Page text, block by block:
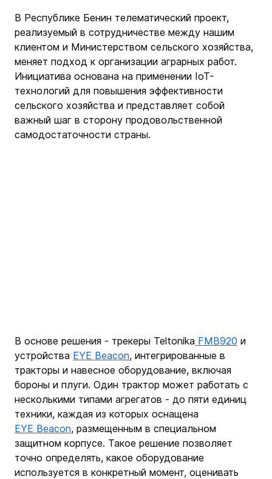
В Республике Бенин телематический проект,
реализуемый в сотрудничестве между нашим
клиентом и Министерством сельского хозяйства,
меняет подход к организации аграрных работ.
Инициатива основана на применении IoT-
технологий для повышения эффективности
сельского хозяйства и представляет собой
важный шаг в сторону продовольственной
самодостаточности страны.
В основе решения - трекеры Teltonika FMB920 и
устройства EYE Beacon, интегрированные в
тракторы и навесное оборудование, включая
бороны и плуги. Один трактор может работать с
несколькими типами агрегатов - до пяти единиц
техники, каждая из которых оснащена
EYE Beacon, размещенным в специальном
защитном корпусе. Такое решение позволяет
точно определять, какое оборудование
используется в конкретный момент, оценивать